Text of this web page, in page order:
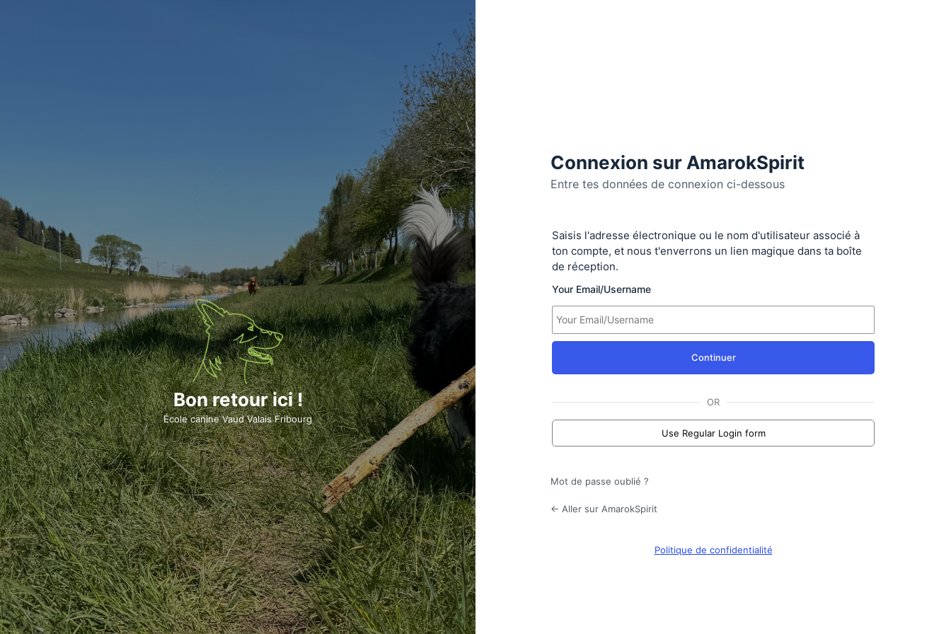
Connexion sur AmarokSpirit
Entre tes données de connexion ci-dessous
Se
connecter
Saisis l'adresse électronique ou le nom d'utilisateur associé à
ton compte, et nous t'enverrons un lien magique dans ta boîte
de réception.
Your Email/Username
Continuer
OR
Use Regular Login form
Mot de passe oublié ?
← Aller sur AmarokSpirit
Politique de confidentialité
Bon retour ici !
École canine Vaud Valais Fribourg